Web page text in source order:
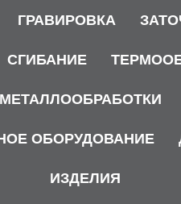
ГРАВИРОВКА
СГИБАНИЕ
ОБОРУДОВАНИЕ
ИЗДЕЛИЯ